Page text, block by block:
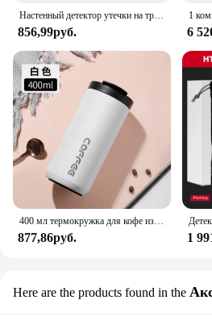
Настенный детектор утечки на трубе, беспроводной 12 мА, высокая прочность для воды, цементной стальной трубы, настенный микрофон, детектор прослушивания
856,99руб. 6
400 мл термокружка для кофе из нержавеющей стали 304, термос, герметичная портативная дорожная термокружка, бутылка для воды, рождественские подарки
877,86руб. 1
Here are the products found in the